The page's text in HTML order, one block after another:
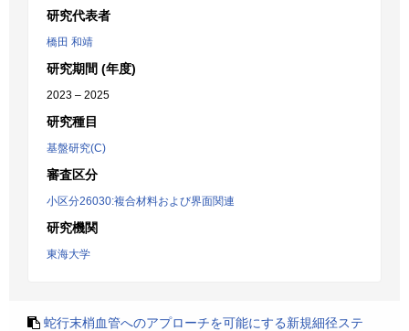
研究代表者
橋田 和靖
研究期間 (年度)
2023 – 2025
研究種目
基盤研究(C)
審査区分
小区分26030:複合材料および界面関連
研究機関
東海大学
蛇行末梢血管へのアプローチを可能にする新規細径ステ